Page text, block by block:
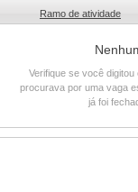
Ramo de atividade
Verifique se você
procurava por uma vaga
já foi